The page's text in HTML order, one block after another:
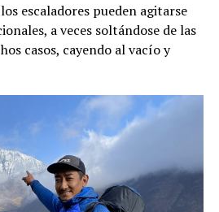
escaladores pueden agitarse
a veces soltándose de las
casos, cayendo al vacío y